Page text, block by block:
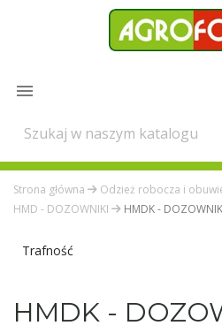

Strona główna Odzież robocza i
HMD - DOZOWNIKI
HMDK -
Trafność
HMDK -